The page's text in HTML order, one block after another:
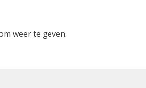
weer te geven.